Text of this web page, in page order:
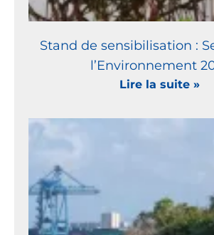
Stand de sensibilisation :
l’Environnement
Lire la suite »